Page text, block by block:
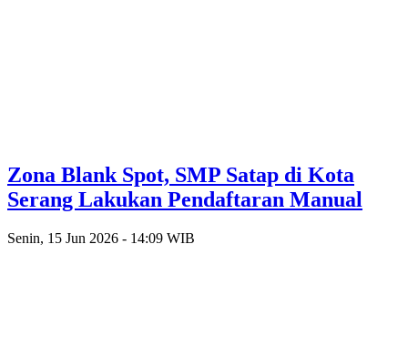
Zona Blank Spot, SMP Satap di Kota
Serang Lakukan Pendaftaran Manual
Senin, 15 Jun 2026 - 14:09 WIB